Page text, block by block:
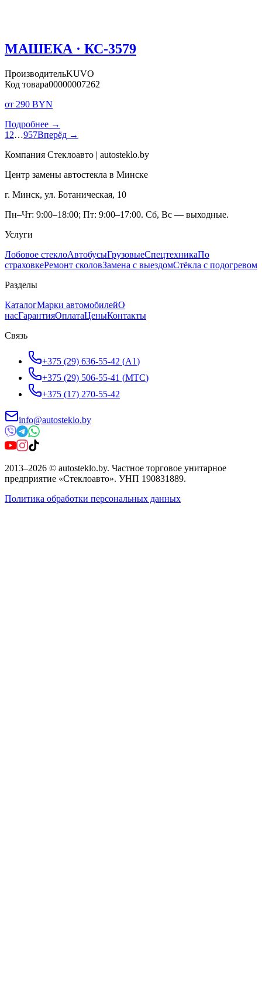
МАШЕКА · КС-3579
ПроизводительKUVO
Код товара00000007262
от 290 BYN
Подробнее →
1 2…957Вперёд →
Компания Стеклоавто | autosteklo.by
Центр замены автостекла в Минске
г. Минск, ул. Ботаническая, 10
Пн–Чт: 9:00–18:00; Пт: 9:00–17:00. Сб, Вс — выходные.
Услуги
Лобовое стеклоАвтобусыГрузовыеСпецтехникаПо
страховкеРемонт сколовЗамена с выездомСтёкла с подогревом
Разделы
КаталогМарки автомобилейО
насГарантияОплатаЦеныКонтакты
Связь
+375 (29) 636-55-42 (A1)
+375 (29) 506-55-41 (МТС)
+375 (17) 270-55-42
info@autosteklo.by
2013–2026 © autosteklo.by. Частное торговое унитарное
предприятие «Стеклоавто». УНП 190831889.
Политика обработки персональных данных